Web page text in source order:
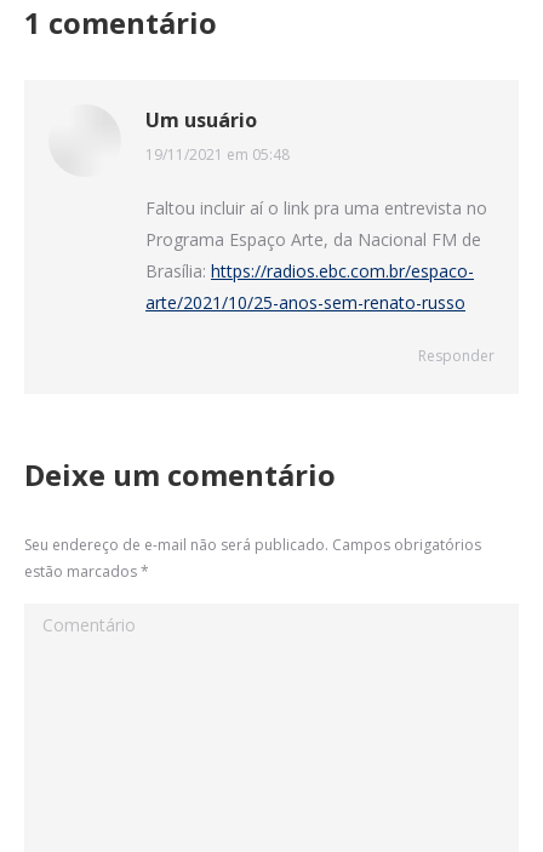
1 comentário
Um usuário
disse:
19/11/2021 em 05:48
Faltou incluir aí o link pra uma entrevista no
Programa Espaço Arte, da Nacional FM de
Brasília: https://radios.ebc.com.br/espaco-
arte/2021/10/25-anos-sem-renato-russo
Responder
Deixe um comentário
Seu endereço de e-mail não será publicado. Campos obrigatórios
estão marcados*
Comentário